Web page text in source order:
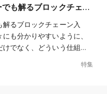
も解るブロックチェ…
るブロックチェーン入
も分かりやすいように、
けでなく、どういう仕組…
特集